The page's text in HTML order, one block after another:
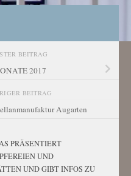
BEITRAG
2017
BEITRAG
Augarten
PRÄSENTIERT
UND
UND GIBT INFOS ZU